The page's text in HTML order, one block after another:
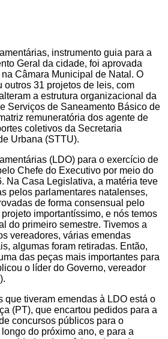
instrumento guia para a
Geral da cidade, foi aprovada
Câmara Municipal de Natal. O
outros 31 projetos de leis, com
a estrutura organizacional da
Serviços de Saneamento Básico de
remuneratória dos agente de
coletivos da Secretaria
Urbana (STTU).
(LDO) para o exercício de
Chefe do Executivo por meio do
Na Casa Legislativa, a matéria teve
pelos parlamentares natalenses,
de forma consensual pelo
projeto importantíssimo, e nós temos
do primeiro semestre. Tivemos a
vereadores, várias emendas
algumas foram retiradas. Então,
das peças mais importantes para
o líder do Governo, vereador
que tiveram emendas à LDO está o
(PT), que encartou pedidos para a
concursos públicos para o
do próximo ano, e para a